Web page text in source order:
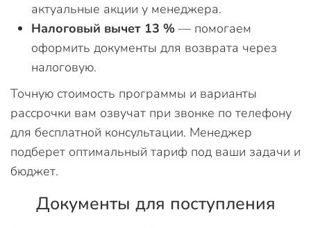
актуальные акции у менеджера.
Налоговый вычет 13 % — помогаем
оформить документы для возврата через
налоговую.
Точную стоимость программы и варианты
рассрочки вам озвучат при звонке по телефону
для бесплатной консультации. Менеджер
подберет оптимальный тариф под ваши задачи и
бюджет.
Документы для поступления